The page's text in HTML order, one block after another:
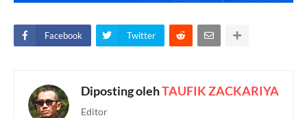
Facebook Twitter
Diposting olehTAUFIK ZACKARIYA
Editor